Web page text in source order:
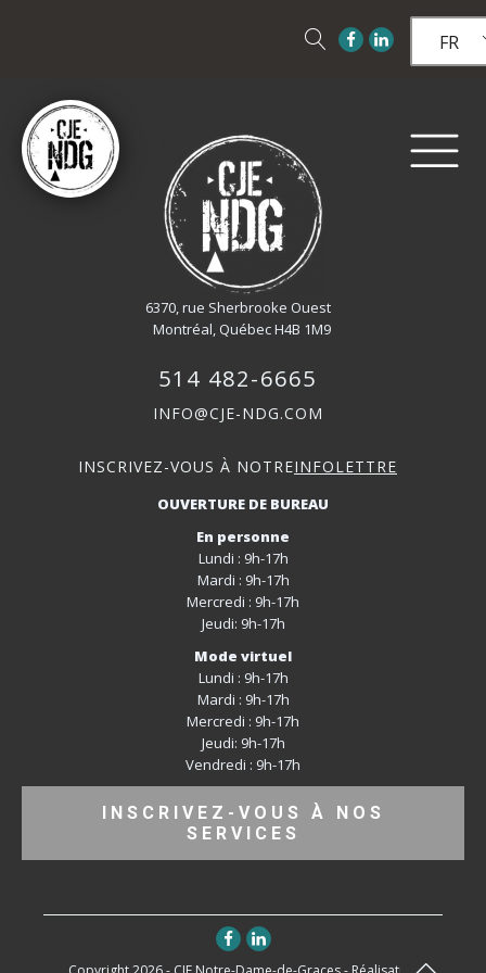
FR
6370, rue Sherbrooke Ouest
Montréal, Québec H4B 1M9
514 482-6665
INFO@CJE-NDG.COM
INSCRIVEZ-VOUS À NOTREINFOLETTRE
OUVERTURE DE BUREAU
En personne
Lundi : 9h-17h
Mardi : 9h-17h
Mercredi : 9h-17h
Jeudi: 9h-17h
Mode virtuel
Lundi : 9h-17h
Mardi : 9h-17h
Mercredi : 9h-17h
Jeudi: 9h-17h
Vendredi : 9h-17h
INSCRIVEZ-VOUS À NOS
SERVICES